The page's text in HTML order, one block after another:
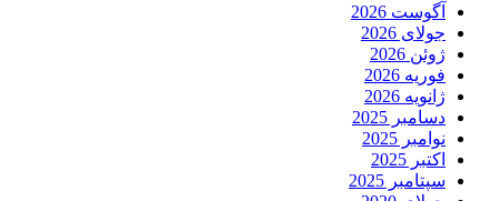
آگوست 2026
جولای 2026
ژوئن 2026
فوریه 2026
ژانویه 2026
دسامبر 2025
نوامبر 2025
اکتبر 2025
سپتامبر 2025